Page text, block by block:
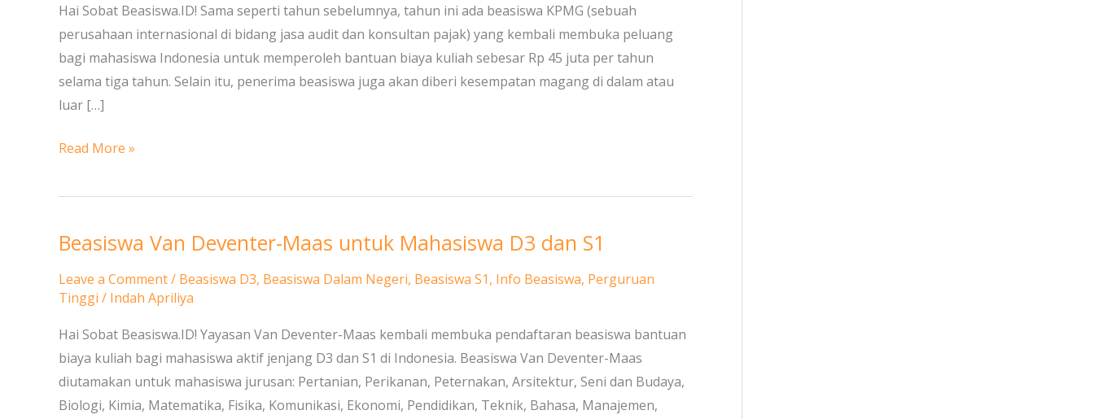
Hai Sobat Beasiswa.ID! Sama seperti tahun sebelumnya, tahun ini ada beasiswa KPMG (sebuah
perusahaan internasional di bidang jasa audit dan konsultan pajak) yang kembali membuka peluang
bagi mahasiswa Indonesia untuk memperoleh bantuan biaya kuliah sebesar Rp 45 juta per tahun
selama tiga tahun. Selain itu, penerima beasiswa juga akan diberi kesempatan magang di dalam atau
luar […]
Mahasiswa
S1
Read More »
Beasiswa Van Deventer-Maas untuk Mahasiswa D3 dan S1
Leave a Comment/ Beasiswa D3, Beasiswa Dalam Negeri, Beasiswa S1, Info Beasiswa, Perguruan
Tinggi / Indah Apriliya
Hai Sobat Beasiswa.ID! Yayasan Van Deventer-Maas kembali membuka pendaftaran beasiswa bantuan
biaya kuliah bagi mahasiswa aktif jenjang D3 dan S1 di Indonesia. Beasiswa Van Deventer-Maas
diutamakan untuk mahasiswa jurusan: Pertanian, Perikanan, Peternakan, Arsitektur, Seni dan Budaya,
Biologi, Kimia, Matematika, Fisika, Komunikasi, Ekonomi, Pendidikan, Teknik, Bahasa, Manajemen,
Beasiswa
Deventer-
Maas
untuk
Mahasiswa
D3
dan